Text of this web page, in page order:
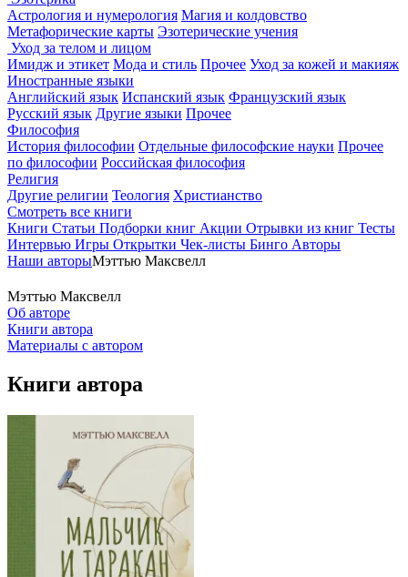
Астрология и нумерология Магия и колдовство
Метафорические карты Эзотерические учения
Уход за телом и лицом
Имидж и этикет Мода и стиль Прочее Уход за кожей и макияж
Иностранные языки
Английский язык Испанский язык Французский язык
Русский язык Другие языки Прочее
Философия
История философии Отдельные философские науки Прочее
по философии Российская философия
Религия
Другие религии Теология Христианство
Смотреть все книги
Книги Статьи Подборки книг Акции Отрывки из книг Тесты
Интервью Игры Открытки Чек-листы Бинго Авторы
Наши авторыМэттью Максвелл
Мэттью Максвелл
Об авторе
Книги автора
Материалы с автором
Книги автора